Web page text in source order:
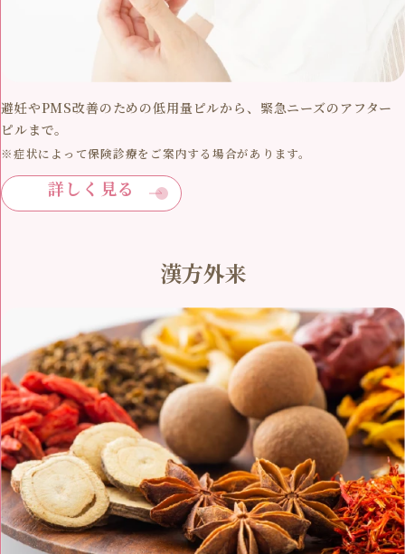
避妊やPMS改善のための低用量ピルから、緊急ニーズのアフター
ピルまで。
※症状によって保険診療をご案内する場合があります。
詳しく見る
漢方外来